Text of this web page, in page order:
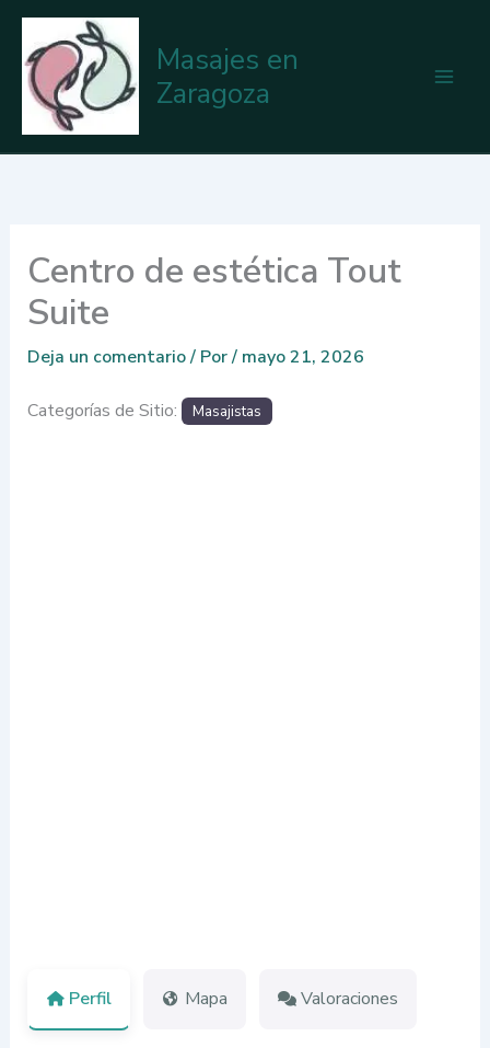
contenido
Masajes en
Zaragoza
Centro de estética Tout
Suite
Deja un comentario/ Por/ mayo 21, 2026
Categorías de Sitio: Masajistas
Perfil Mapa Valoraciones